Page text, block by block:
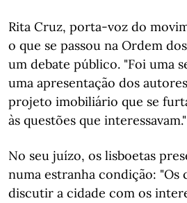
Rita Cruz, porta-voz do
o que se passou na Ordem
um debate público. "Foi uma
uma apresentação dos
projeto imobiliário que se
às questões que interessavam."
No seu juízo, os lisboetas
numa estranha condição: "Os
discutir a cidade com os